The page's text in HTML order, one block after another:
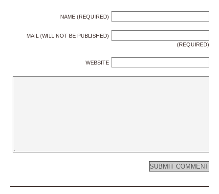
NAME (REQUIRED)
MAIL (WILL NOT BE PUBLISHED)
(REQUIRED)
WEBSITE